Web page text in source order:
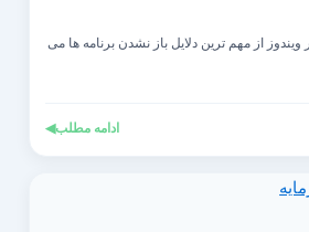
از مهم ترین دلایل باز نشدن برنامه ها می
ادامه مطلب◀